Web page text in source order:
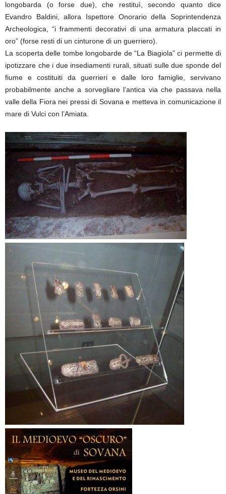
longobarda (o forse due), che restituì, secondo quanto dice
Evandro Baldini, allora Ispettore Onorario della Soprintendenza
Archeologica, “i frammenti decorativi di una armatura placcati in
oro” (forse resti di un cinturone di un guerriero).
La scoperta delle tombe longobarde de “La Biagiola” ci permette di
ipotizzare che i due insediamenti rurali, situati sulle due sponde del
fiume e costituiti da guerrieri e dalle loro famiglie, servivano
probabilmente anche a sorvegliare l’antica via che passava nella
valle della Fiora nei pressi di Sovana e metteva in comunicazione il
mare di Vulci con l’Amiata.